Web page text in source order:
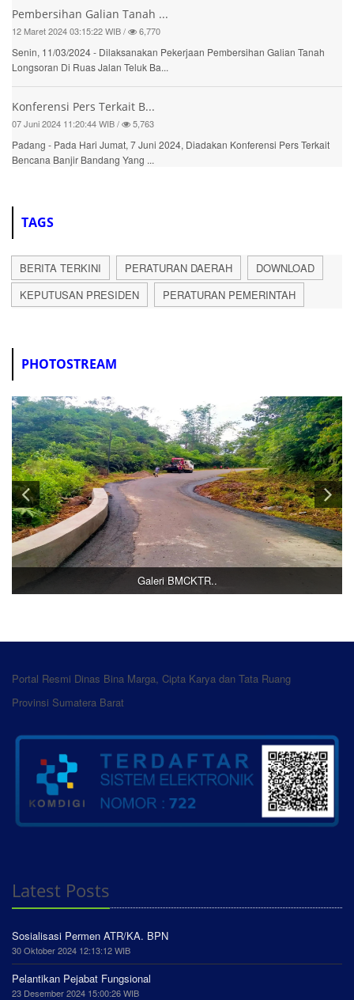
Pembersihan Galian Tanah ...
12 Maret 2024 03:15:22 WIB / 6,770
Senin, 11/03/2024 - Dilaksanakan Pekerjaan Pembersihan Galian Tanah
Longsoran Di Ruas Jalan Teluk Ba...
Konferensi Pers Terkait B...
07 Juni 2024 11:20:44 WIB / 5,763
Padang - Pada Hari Jumat, 7 Juni 2024, Diadakan Konferensi Pers Terkait
Bencana Banjir Bandang Yang ...
TAGS
BERITA TERKINI PERATURAN DAERAH
DOWNLOAD
KEPUTUSAN PRESIDEN
PERATURAN PEMERINTAH
PHOTOSTREAM
Galeri BMCKTR..
Portal Resmi Dinas Bina Marga, Cipta Karya dan Tata Ruang
Provinsi Sumatera Barat
Latest Posts
Sosialisasi Permen ATR/KA. BPN
30 Oktober 2024 12:13:12 WIB
Pelantikan Pejabat Fungsional
23 Desember 2024 15:00:26 WIB